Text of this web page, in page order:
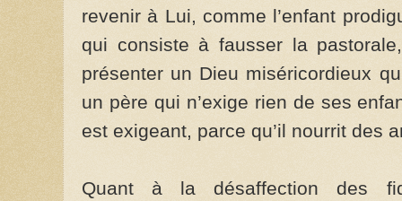
revenir à Lui, comme l’enfant
qui consiste à fausser la
présenter un Dieu miséricordieux
un père qui n’exige rien de ses
est exigeant, parce qu’il nourrit des
Quant à la désaffection des